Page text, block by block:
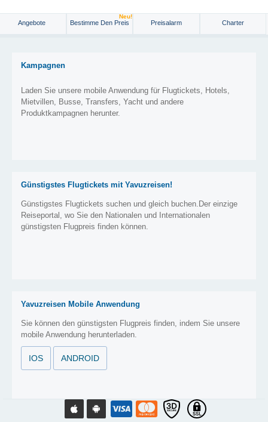
Angebote Bestimme Den Preis
Neu!
Preisalarm Charter
Kampagnen
Laden Sie unsere mobile Anwendung für Flugtickets, Hotels,
Mietvillen, Busse, Transfers, Yacht und andere
Produktkampagnen herunter.
Günstigstes Flugtickets mit Yavuzreisen!
Günstigstes Flugtickets suchen und gleich buchen.Der einzige
Reiseportal, wo Sie den Nationalen und Internationalen
günstigsten Flugpreis finden können.
Yavuzreisen Mobile Anwendung
Sie können den günstigsten Flugpreis finden, indem Sie unsere
mobile Anwendung herunterladen.
IOS ANDROID